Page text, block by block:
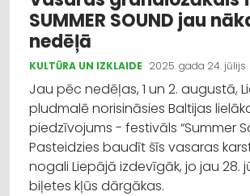
SUMMER SOUND jau
nedēļā
KULTŪRA UN IZKLAIDE 2025. gada 24. jūlijs
Jau pēc nedēļas, 1 un 2. augustā,
pludmalē norisināsies Baltijas
piedzīvojums - festivāls “Summer
Pasteidzies baudīt šīs vasaras
nogali Liepājā izdevīgāk, jo jau 28.
biļetes kļūs dārgākas.